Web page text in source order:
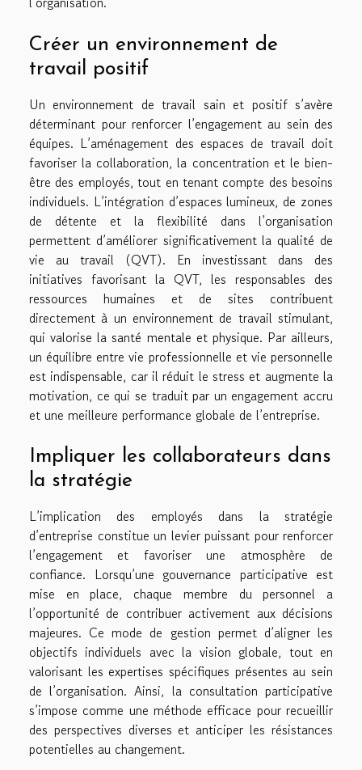
Créer un environnement de
travail positif
Un environnement de travail sain et positif s’avère
déterminant pour renforcer l’engagement au sein des
équipes. L’aménagement des espaces de travail doit
favoriser la collaboration, la concentration et le bien-
être des employés, tout en tenant compte des besoins
individuels. L’intégration d’espaces lumineux, de zones
de détente et la flexibilité dans l’organisation
permettent d’améliorer significativement la qualité de
vie au travail (QVT). En investissant dans des
initiatives favorisant la QVT, les responsables des
ressources humaines et de sites contribuent
directement à un environnement de travail stimulant,
qui valorise la santé mentale et physique. Par ailleurs,
un équilibre entre vie professionnelle et vie personnelle
est indispensable, car il réduit le stress et augmente la
motivation, ce qui se traduit par un engagement accru
et une meilleure performance globale de l’entreprise.
Impliquer les collaborateurs dans
la stratégie
L’implication des employés dans la stratégie
d’entreprise constitue un levier puissant pour renforcer
l’engagement et favoriser une atmosphère de
confiance. Lorsqu’une gouvernance participative est
mise en place, chaque membre du personnel a
l’opportunité de contribuer activement aux décisions
majeures. Ce mode de gestion permet d’aligner les
objectifs individuels avec la vision globale, tout en
valorisant les expertises spécifiques présentes au sein
de l’organisation. Ainsi, la consultation participative
s’impose comme une méthode efficace pour recueillir
des perspectives diverses et anticiper les résistances
potentielles au changement.